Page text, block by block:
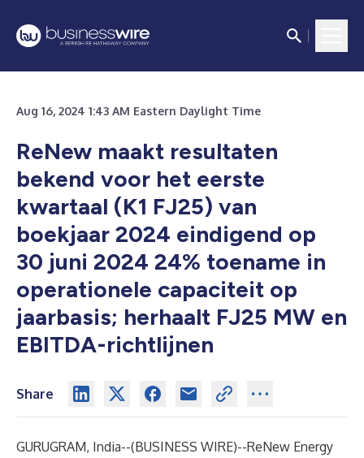
Aug 16, 2024 1:43 AM Eastern Daylight Time
ReNew maakt resultaten
bekend voor het eerste
kwartaal (K1 FJ25) van
boekjaar 2024 eindigend op
30 juni 2024 24% toename in
operationele capaciteit op
jaarbasis; herhaalt FJ25 MW en
EBITDA-richtlijnen
Share
GURUGRAM, India--(BUSINESS WIRE)--ReNew Energy